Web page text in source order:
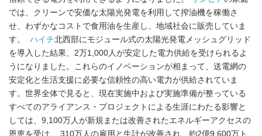
では、クリーンで安価な太陽光発電を利用して搾油機を稼働さ
せ、わずかなコストで食用油を生産し、地域社会に販売していま
す。 ハイチ北西部にモジュール式の太陽光発電メッシュグリッド
を導入した結果、2万1,000人が安定した電力供給を受けられるよ
うになりました。これらのイノベーションが相まって、送電網の
安定化と生活支援に必要な信頼性の高い電力が供給されていま
す。世界全体で見ると、現在実施中および実施準備が整っている
すべてのアライアンス・プロジェクトによる生涯にわたる影響と
しては、9,100万人が新規または改善されたエネルギーアクセスの
恩恵を受け、 310万人の雇用と生計が改善され、約2億9,600万ト